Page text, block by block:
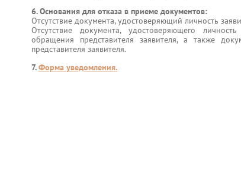
6. Основания для отказа в приеме документов:
Отсутствие документа, удостоверяющий личность
Отсутствие документа, удостоверяющего
обращения представителя заявителя, а также
представителя заявителя.
7.Форма уведомления.